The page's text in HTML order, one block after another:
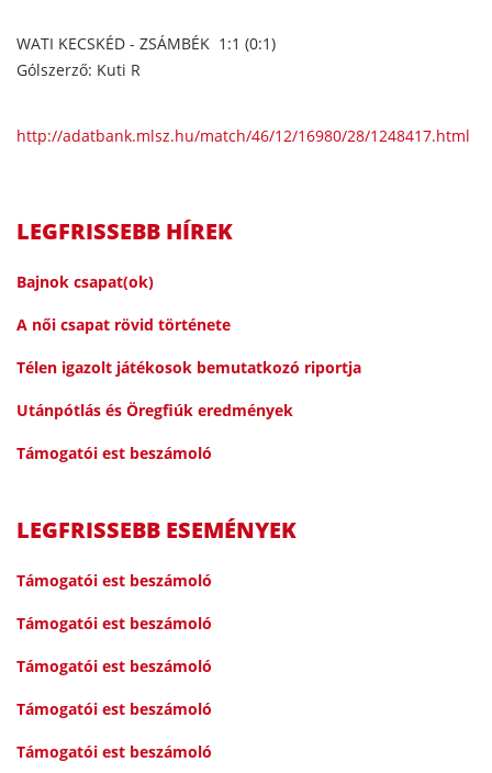
WATI KECSKÉD - ZSÁMBÉK 1:1 (0:1)
Gólszerző: Kuti R
http://adatbank.mlsz.hu/match/46/12/16980/28/1248417.html
LEGFRISSEBB HÍREK
Bajnok csapat(ok)
A női csapat rövid története
Télen igazolt játékosok bemutatkozó riportja
Utánpótlás és Öregfiúk eredmények
Támogatói est beszámoló
LEGFRISSEBB ESEMÉNYEK
Támogatói est beszámoló
Támogatói est beszámoló
Támogatói est beszámoló
Támogatói est beszámoló
Támogatói est beszámoló